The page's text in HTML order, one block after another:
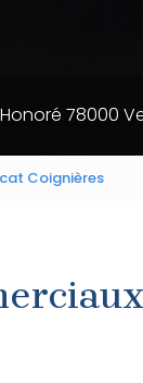
78000
Coignières